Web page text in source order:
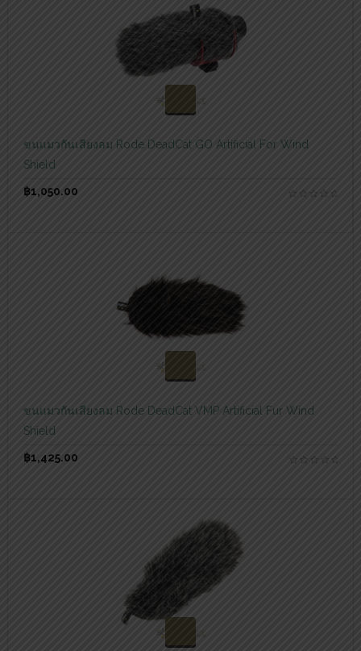
สอบถามและสั่งซื้อสินค้า
ขนแมวกันเสียงลม Rode DeadCat GO Artificial For Wind
Shield
฿1,050.00
ขนแมวกันเสียงลม Rode DeadCat VMP Artificial Fur Wind
Shield
฿1,425.00